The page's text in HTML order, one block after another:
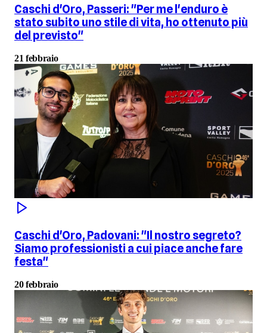
Caschi d'Oro, Passeri: "Per me l'enduro è
stato subito uno stile di vita, ho ottenuto più
del previsto"
21 febbraio
Caschi d'Oro, Padovani: "Il nostro segreto?
Siamo professionisti a cui piace anche fare
festa"
20 febbraio